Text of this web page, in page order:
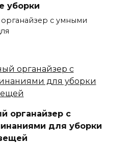
уборки
с умными
органайзер с
для уборки